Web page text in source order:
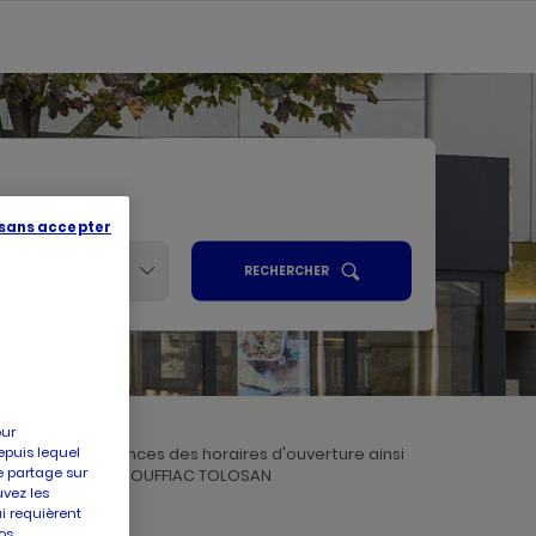
RECHERCHERUN
POINT
VENTE
connaissances des horaires d'ouverture ainsi
à Picard ROUFFIAC TOLOSAN
lequel
partage sur
les
requièrent
accepter